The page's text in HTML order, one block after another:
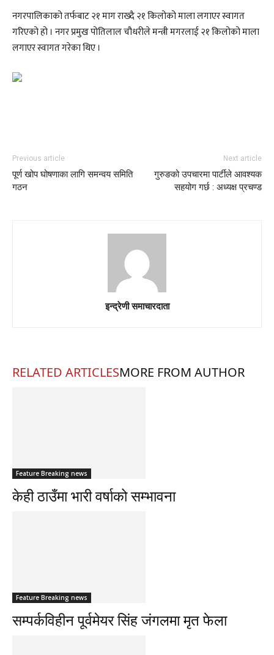
नगरपालिकाको तर्फबाट २१ माग राख्दै २१ किलोको माला लगाएर स्वागत
गरिएको हो । नगर प्रमुख पोतिलाल चौधरीले मन्त्री मगरलाई २१ किलोको माला
लगाएर स्वागत गरेका थिए ।
Previous article
पूर्ण खोप घोषणाका लागि समन्वय समिति
गठन
Next article
गुरुङको उपचारमा पार्टीले आवश्यक
सहयोग गर्छ : अध्यक्ष प्रचण्ड
इन्द्रेणी समाचारदाता
RELATED ARTICLESMORE FROM AUTHOR
Feature Breaking news
केही ठाउँमा भारी वर्षाको सम्भावना
Feature Breaking news
सम्पर्कविहीन पूर्वमेयर सिंह जंगलमा मृत फेला